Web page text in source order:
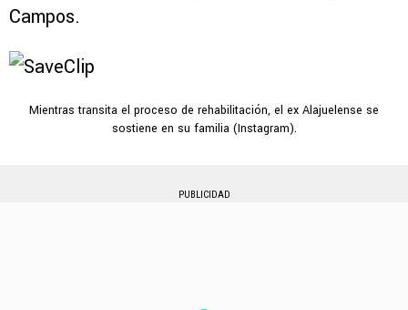
Campos.
Mientras transita el proceso de rehabilitación, el ex Alajuelense se
sostiene en su familia (Instagram).
PUBLICIDAD